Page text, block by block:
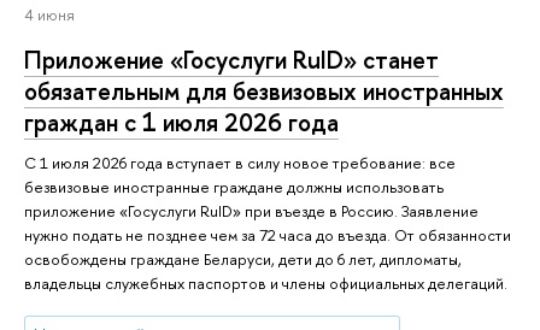
4 июня
Приложение «Госуслуги RuID» станет
обязательным для безвизовых иностранных
граждан с 1 июля 2026 года
С 1 июля 2026 года вступает в силу новое требование: все
безвизовые иностранные граждане должны использовать
приложение «Госуслуги RuID» при въезде в Россию. Заявление
нужно подать не позднее чем за 72 часа до въезда. От обязанности
освобождены граждане Беларуси, дети до 6 лет, дипломаты,
владельцы служебных паспортов и члены официальных делегаций.